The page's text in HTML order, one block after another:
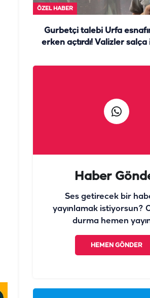
ÖZEL HABER
Gurbetçi talebi Urfa
erken açtırdı! Valizler
Haber
Ses getirecek bir
yayınlamak istiyorsun?
durma hemen
HEMEN GÖNDER